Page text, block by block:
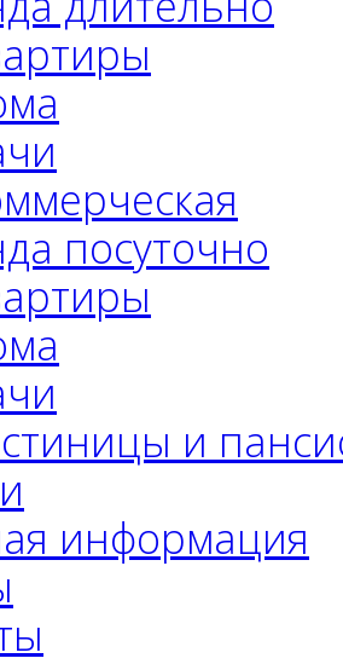
посуточно
и
информация